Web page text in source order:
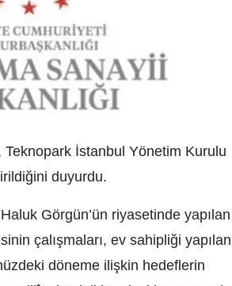
Teknopark İstanbul Yönetim Kurulu
duyurdu.
Görgün’ün riyasetinde yapılan
çalışmaları, ev sahipliği yapılan
döneme ilişkin hedeflerin